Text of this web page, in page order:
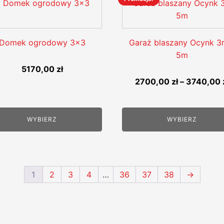
Domek ogrodowy 3x3
5170,00 zł
WYBIERZ
Garaż blaszany Ocynk
5m
2700,00 zł – 3740,00
WYBIERZ
ma
wiele
można
1 2 3 4 … 36 37 38 →